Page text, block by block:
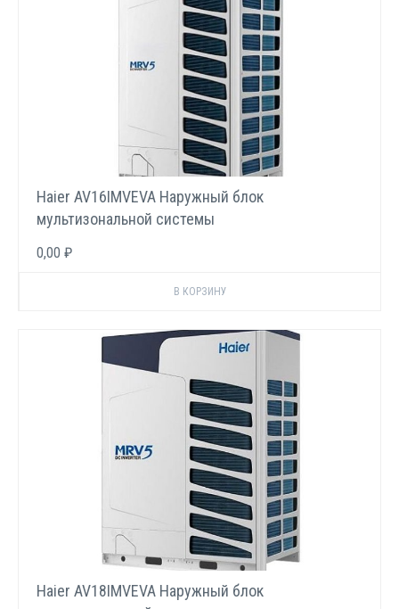
Haier AV16IMVEVA Наружный блок
мультизональной системы
0,00 ₽
Haier AV18IMVEVA Наружный блок